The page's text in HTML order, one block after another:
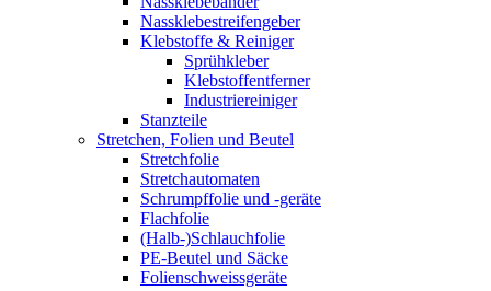
Nassklebestreifengeber
Klebstoffe & Reiniger
Sprühkleber
Klebstoffentferner
Industriereiniger
Stanzteile
Stretchen, Folien und Beutel
Stretchfolie
Stretchautomaten
Schrumpffolie und -geräte
Flachfolie
(Halb-)Schlauchfolie
PE-Beutel und Säcke
Folienschweissgeräte